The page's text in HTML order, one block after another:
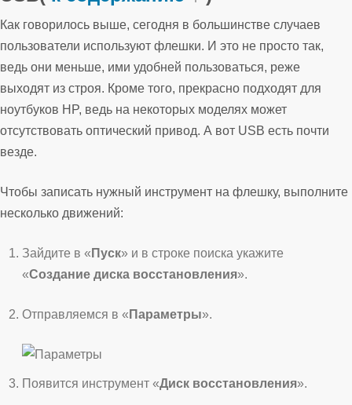
Как говорилось выше, сегодня в большинстве случаев
пользователи используют флешки. И это не просто так,
ведь они меньше, ими удобней пользоваться, реже
выходят из строя. Кроме того, прекрасно подходят для
ноутбуков HP, ведь на некоторых моделях может
отсутствовать оптический привод. А вот USB есть почти
везде.
Чтобы записать нужный инструмент на флешку, выполните
несколько движений:
Зайдите в « Пуск» и в строке поиска укажите
«Создание диска восстановления».
Отправляемся в « Параметры».
Появится инструмент «Диск восстановления».